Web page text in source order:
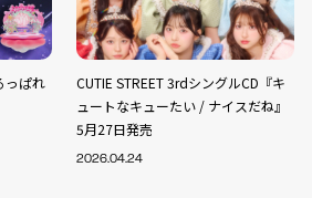
っぱれ
CUTIE STREET 3rdシングルCD『キ
ュートなキューたい / ナイスだね』
5月27日発売
2026.04.24